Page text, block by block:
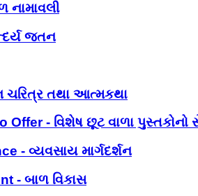
નામાવલી
જતન
ચરિત્ર તથા આત્મકથા
Offer - વિશેષ છૂટ વાળા પુસ્તકોનો
- વ્યવસાય માર્ગદર્શન
- બાળ વિકાસ